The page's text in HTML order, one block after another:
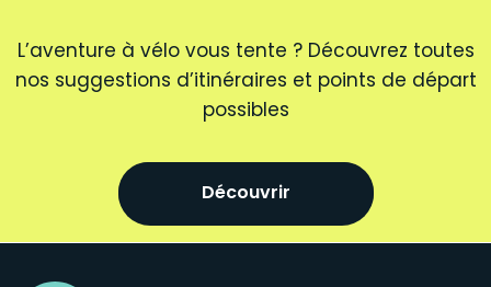
L’aventure à vélo vous tente ? Découvrez toutes
nos suggestions d’itinéraires et points de départ
possibles
Découvrir